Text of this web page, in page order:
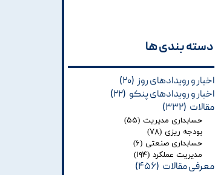
دسته بندی ها​​​​​​​
اخبار و رویدادهای روز (۲۰)
اخبار و رویدادهای پنکو (۲۲)
مقالات (۳۳۲)
حسابداری مدیریت (۵۵)
بودجه ریزی (۷۸)
حسابداری صنعتی (۶)
مدیریت عملکرد (۱۹۴)
معرفی مقالات (۴۵۶)